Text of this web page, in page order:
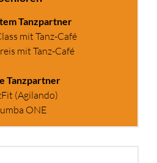
Tanzpartner
mit Tanz-Café
mit Tanz-Café
Tanzpartner
(Agilando)
ONE